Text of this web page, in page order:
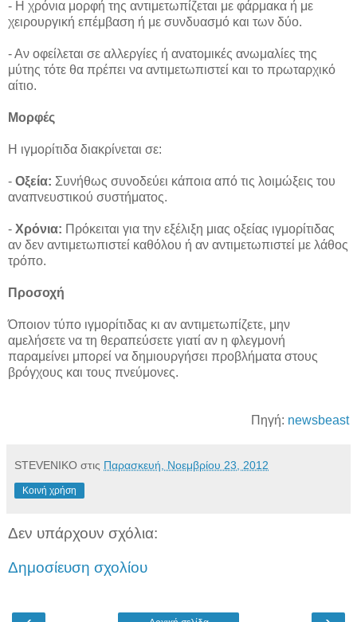
- Η χρόνια μορφή της αντιμετωπίζεται με φάρμακα ή με
χειρουργική επέμβαση ή με συνδυασμό και των δύο.
- Αν οφείλεται σε αλλεργίες ή ανατομικές ανωμαλίες της
μύτης τότε θα πρέπει να αντιμετωπιστεί και το πρωταρχικό
αίτιο.
Μορφές
Η ιγμορίτιδα διακρίνεται σε:
- Οξεία: Συνήθως συνοδεύει κάποια από τις λοιμώξεις του
αναπνευστικού συστήματος.
- Χρόνια: Πρόκειται για την εξέλιξη μιας οξείας ιγμορίτιδας
αν δεν αντιμετωπιστεί καθόλου ή αν αντιμετωπιστεί με λάθος
τρόπο.
Προσοχή
Όποιον τύπο ιγμορίτιδας κι αν αντιμετωπίζετε, μην
αμελήσετε να τη θεραπεύσετε γιατί αν η φλεγμονή
παραμείνει μπορεί να δημιουργήσει προβλήματα στους
βρόγχους και τους πνεύμονες.
Πηγή: newsbeast
STEVENIKO στις Παρασκευή, Νοεμβρίου 23, 2012
Κοινή χρήση
Δεν υπάρχουν σχόλια:
Δημοσίευση σχολίου